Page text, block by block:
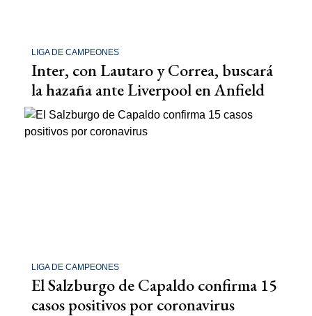
LIGA DE CAMPEONES
Inter, con Lautaro y Correa, buscará
la hazaña ante Liverpool en Anfield
LIGA DE CAMPEONES
El Salzburgo de Capaldo confirma 15
casos positivos por coronavirus